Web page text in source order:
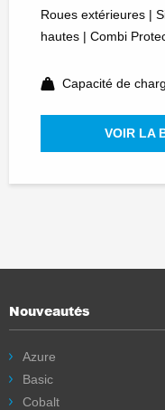
Roues extérieures |
hautes | Combi
Capacité de
VOIR LA
Nouveautés
Azure
Basic
Cobalt